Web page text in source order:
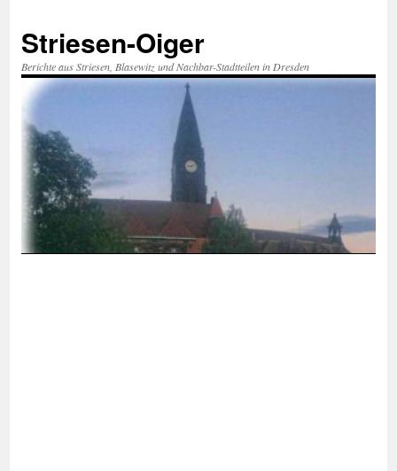
springen
Striesen-Oiger
Berichte aus Striesen, Blasewitz und Nachbar-Stadtteilen in Dresden